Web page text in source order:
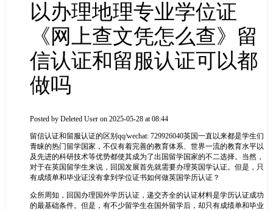
以办理地理专业学位证
《网上查文凭怎么查》留
信认证和留服认证可以都
做吗
Posted by Deleted User on 2025-05-28 at 08:44
留信认证和留服认证的区别qq/wechat: 729926040英国一直以来都是学生们
青睐的热门留学国家，不仅有着完善的教育体系、世界一流的教育水平以
及先进的科研技术等优势都使其成为了出国留学国家的不二选择。当然，
对于在英国留学生来说，回国发展首先就需要办理英国学认证。但是，只
有成绩单和毕业证没有拿到学位证书如何做英国学历认证？
众所周知，回国办理国外学历认证，递交齐全的认证材料是学历认证成功
的最基础条件。但是，有不少留学生在国外留学后，却只有成绩单和毕业